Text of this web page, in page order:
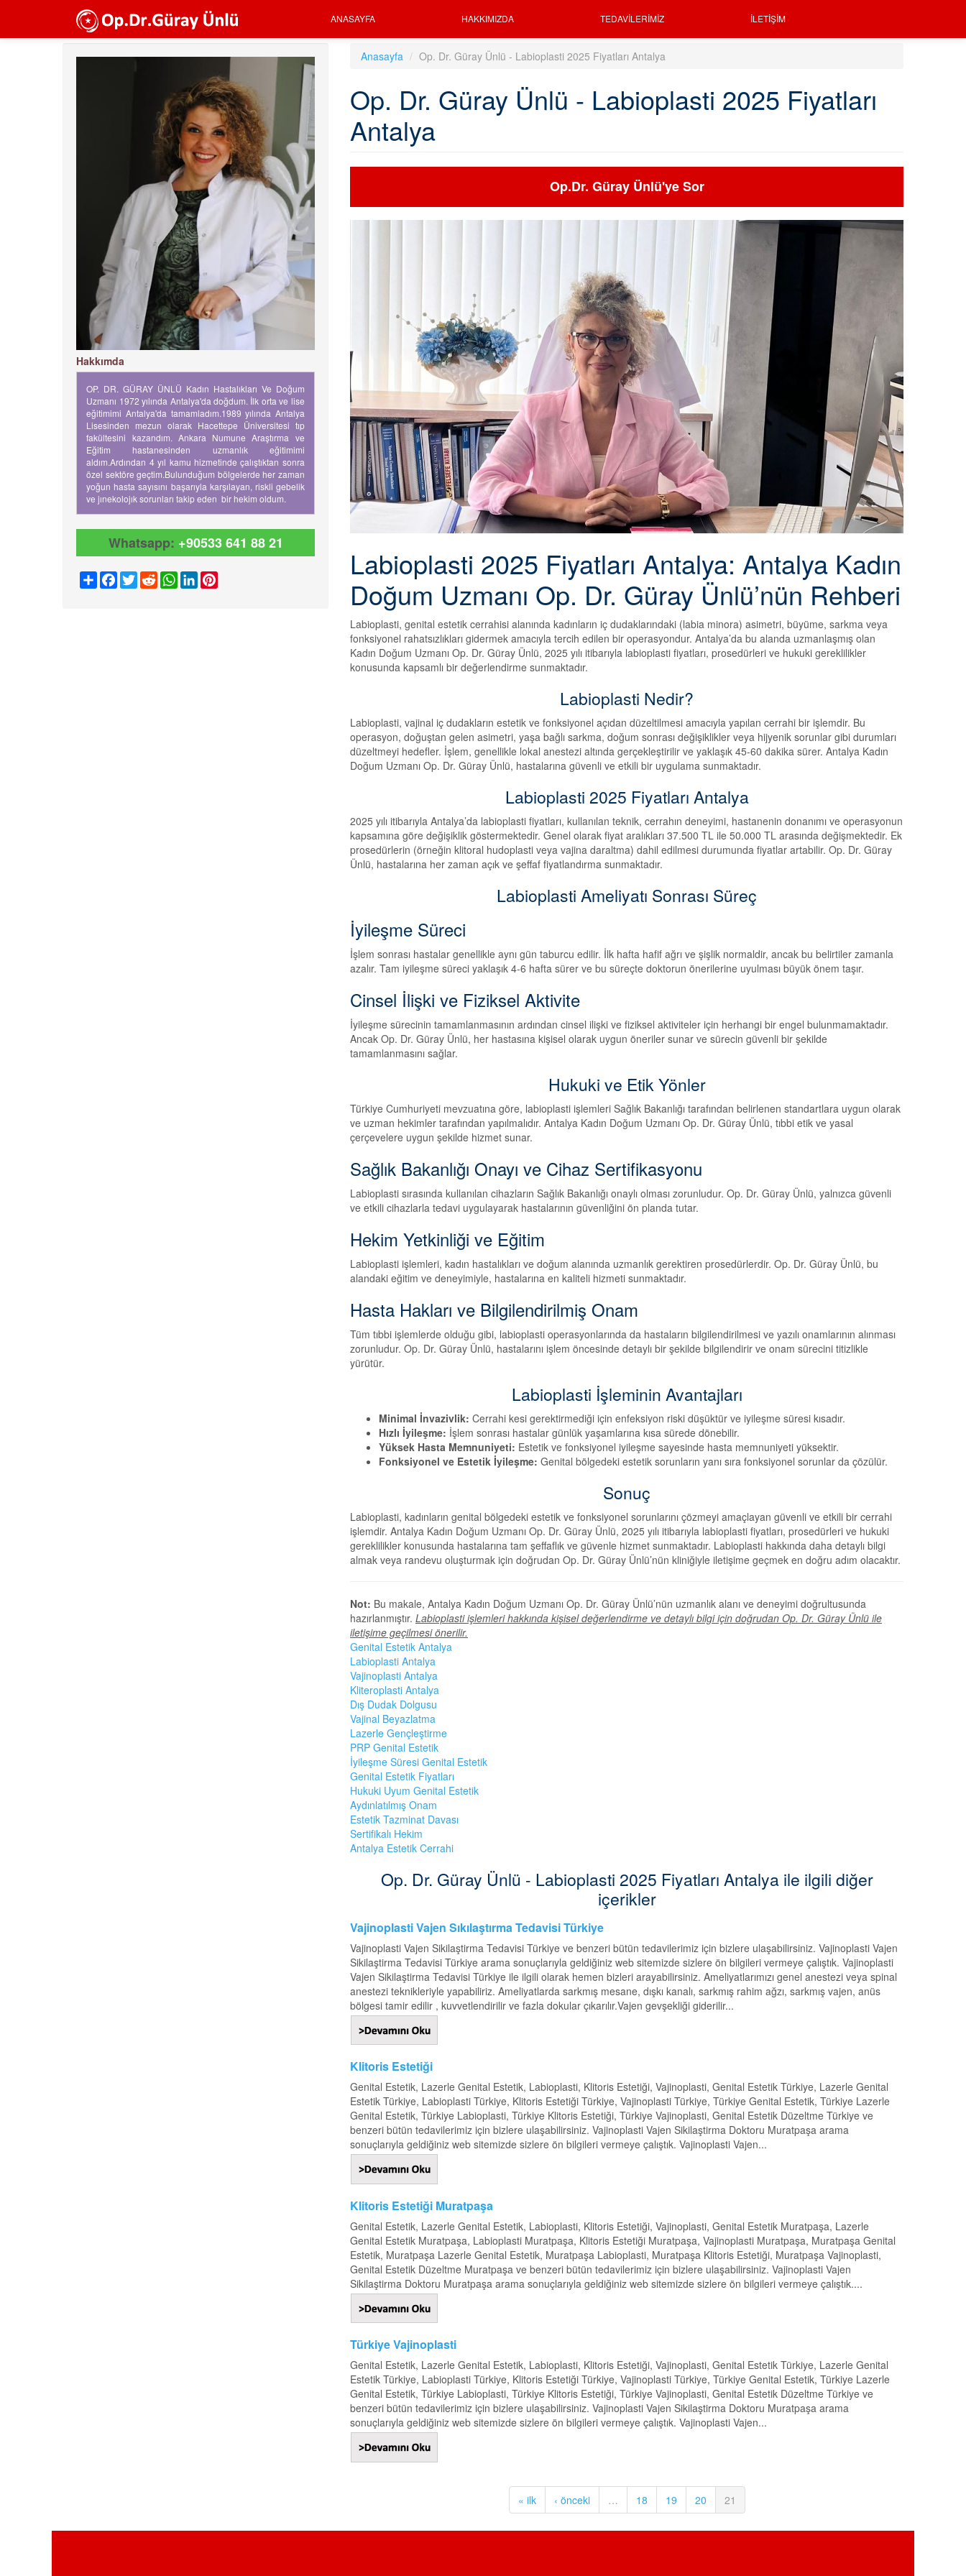
atla
ANASAYFA HAKKIMIZDA TEDAVILERIMIZ İLETIŞIM
Hakkımda
OP. DR. GÜRAY ÜNLÜ Kadın Hastalıkları Ve Doğum
Uzmanı 1972 yılında Antalya'da doğdum. İlk orta ve lise
eğitimimi Antalya'da tamamladım.1989 yılında Antalya
Lisesinden mezun olarak Hacettepe Üniversitesi tıp
fakültesini kazandım. Ankara Numune Araştırma ve
Eğitim hastanesinden uzmanlık eğitimimi
aldım.Ardından 4 yıl kamu hizmetinde çalıştıktan sonra
özel sektöre geçtim.Bulunduğum bölgelerde her zaman
yoğun hasta sayısını başarıyla karşılayan, riskli gebelik
ve jınekolojık sorunları takip eden bir hekim oldum.
Whatsapp: +90533 641 88 21
ShareFacebook
TwitterRedditWhatsApp
LinkedIn
Anasayfa Op. Dr. Güray Ünlü - Labioplasti 2025 Fiyatları Antalya
Op. Dr. Güray Ünlü - Labioplasti 2025 Fiyatları
Antalya
Op.Dr. Güray Ünlü'ye Sor
Labioplasti 2025 Fiyatları Antalya: Antalya Kadın
Doğum Uzmanı Op. Dr. Güray Ünlü’nün Rehberi
Labioplasti, genital estetik cerrahisi alanında kadınların iç dudaklarındaki (labia minora) asimetri, büyüme, sarkma veya
fonksiyonel rahatsızlıkları gidermek amacıyla tercih edilen bir operasyondur. Antalya’da bu alanda uzmanlaşmış olan
Kadın Doğum Uzmanı Op. Dr. Güray Ünlü, 2025 yılı itibarıyla labioplasti fiyatları, prosedürleri ve hukuki gereklilikler
konusunda kapsamlı bir değerlendirme sunmaktadır.
Labioplasti Nedir?
Labioplasti, vajinal iç dudakların estetik ve fonksiyonel açıdan düzeltilmesi amacıyla yapılan cerrahi bir işlemdir. Bu
operasyon, doğuştan gelen asimetri, yaşa bağlı sarkma, doğum sonrası değişiklikler veya hijyenik sorunlar gibi durumları
düzeltmeyi hedefler. İşlem, genellikle lokal anestezi altında gerçekleştirilir ve yaklaşık 45-60 dakika sürer. Antalya Kadın
Doğum Uzmanı Op. Dr. Güray Ünlü, hastalarına güvenli ve etkili bir uygulama sunmaktadır.
Labioplasti 2025 Fiyatları Antalya
2025 yılı itibarıyla Antalya’da labioplasti fiyatları, kullanılan teknik, cerrahın deneyimi, hastanenin donanımı ve operasyonun
kapsamına göre değişiklik göstermektedir. Genel olarak fiyat aralıkları 37.500 TL ile 50.000 TL arasında değişmektedir. Ek
prosedürlerin (örneğin klitoral hudoplasti veya vajina daraltma) dahil edilmesi durumunda fiyatlar artabilir. Op. Dr. Güray
Ünlü, hastalarına her zaman açık ve şeffaf fiyatlandırma sunmaktadır.
Labioplasti Ameliyatı Sonrası Süreç
İyileşme Süreci
İşlem sonrası hastalar genellikle aynı gün taburcu edilir. İlk hafta hafif ağrı ve şişlik normaldir, ancak bu belirtiler zamanla
azalır. Tam iyileşme süreci yaklaşık 4-6 hafta sürer ve bu süreçte doktorun önerilerine uyulması büyük önem taşır.
Cinsel İlişki ve Fiziksel Aktivite
İyileşme sürecinin tamamlanmasının ardından cinsel ilişki ve fiziksel aktiviteler için herhangi bir engel bulunmamaktadır.
Ancak Op. Dr. Güray Ünlü, her hastasına kişisel olarak uygun öneriler sunar ve sürecin güvenli bir şekilde
tamamlanmasını sağlar.
Hukuki ve Etik Yönler
Türkiye Cumhuriyeti mevzuatına göre, labioplasti işlemleri Sağlık Bakanlığı tarafından belirlenen standartlara uygun olarak
ve uzman hekimler tarafından yapılmalıdır. Antalya Kadın Doğum Uzmanı Op. Dr. Güray Ünlü, tıbbi etik ve yasal
çerçevelere uygun şekilde hizmet sunar.
Sağlık Bakanlığı Onayı ve Cihaz Sertifikasyonu
Labioplasti sırasında kullanılan cihazların Sağlık Bakanlığı onaylı olması zorunludur. Op. Dr. Güray Ünlü, yalnızca güvenli
ve etkili cihazlarla tedavi uygulayarak hastalarının güvenliğini ön planda tutar.
Hekim Yetkinliği ve Eğitim
Labioplasti işlemleri, kadın hastalıkları ve doğum alanında uzmanlık gerektiren prosedürlerdir. Op. Dr. Güray Ünlü, bu
alandaki eğitim ve deneyimiyle, hastalarına en kaliteli hizmeti sunmaktadır.
Hasta Hakları ve Bilgilendirilmiş Onam
Tüm tıbbi işlemlerde olduğu gibi, labioplasti operasyonlarında da hastaların bilgilendirilmesi ve yazılı onamlarının alınması
zorunludur. Op. Dr. Güray Ünlü, hastalarını işlem öncesinde detaylı bir şekilde bilgilendirir ve onam sürecini titizlikle
yürütür.
Labioplasti İşleminin Avantajları
Minimal İnvazivlik: Cerrahi kesi gerektirmediği için enfeksiyon riski düşüktür ve iyileşme süresi kısadır.
Hızlı İyileşme: İşlem sonrası hastalar günlük yaşamlarına kısa sürede dönebilir.
Yüksek Hasta Memnuniyeti: Estetik ve fonksiyonel iyileşme sayesinde hasta memnuniyeti yüksektir.
Fonksiyonel ve Estetik İyileşme: Genital bölgedeki estetik sorunların yanı sıra fonksiyonel sorunlar da çözülür.
Sonuç
Labioplasti, kadınların genital bölgedeki estetik ve fonksiyonel sorunlarını çözmeyi amaçlayan güvenli ve etkili bir cerrahi
işlemdir. Antalya Kadın Doğum Uzmanı Op. Dr. Güray Ünlü, 2025 yılı itibarıyla labioplasti fiyatları, prosedürleri ve hukuki
gereklilikler konusunda hastalarına tam şeffaflık ve güvenle hizmet sunmaktadır. Labioplasti hakkında daha detaylı bilgi
almak veya randevu oluşturmak için doğrudan Op. Dr. Güray Ünlü’nün kliniğiyle iletişime geçmek en doğru adım olacaktır.
Not: Bu makale, Antalya Kadın Doğum Uzmanı Op. Dr. Güray Ünlü’nün uzmanlık alanı ve deneyimi doğrultusunda
hazırlanmıştır. Labioplasti işlemleri hakkında kişisel değerlendirme ve detaylı bilgi için doğrudan Op. Dr. Güray Ünlü ile
iletişime geçilmesi önerilir.
Genital Estetik Antalya
Labioplasti Antalya
Vajinoplasti Antalya
Kliteroplasti Antalya
Dış Dudak Dolgusu
Vajinal Beyazlatma
Lazerle Gençleştirme
PRP Genital Estetik
İyileşme Süresi Genital Estetik
Genital Estetik Fiyatları
Hukuki Uyum Genital Estetik
Aydınlatılmış Onam
Estetik Tazminat Davası
Sertifikalı Hekim
Antalya Estetik Cerrahi
Op. Dr. Güray Ünlü - Labioplasti 2025 Fiyatları Antalya ile ilgili diğer
içerikler
Vajinoplasti Vajen Sıkılaştırma Tedavisi Türkiye
Vajinoplasti Vajen Sikilaştirma Tedavisi Türkiye ve benzeri bütün tedavilerimiz için bizlere ulaşabilirsiniz. Vajinoplasti Vajen
Sikilaştirma Tedavisi Türkiye arama sonuçlarıyla geldiğiniz web sitemizde sizlere ön bilgileri vermeye çalıştık. Vajinoplasti
Vajen Sikilaştirma Tedavisi Türkiye ile ilgili olarak hemen bizleri arayabilirsiniz. Ameliyatlarımızı genel anestezi veya spinal
anestezi teknikleriyle yapabiliriz. Ameliyatlarda sarkmış mesane, dışkı kanalı, sarkmış rahim ağzı, sarkmış vajen, anüs
bölgesi tamir edilir , kuvvetlendirilir ve fazla dokular çıkarılır.Vajen gevşekliği giderilir...
Klitoris Estetiği
Genital Estetik, Lazerle Genital Estetik, Labioplasti, Klitoris Estetiği, Vajinoplasti, Genital Estetik Türkiye, Lazerle Genital
Estetik Türkiye, Labioplasti Türkiye, Klitoris Estetiği Türkiye, Vajinoplasti Türkiye, Türkiye Genital Estetik, Türkiye Lazerle
Genital Estetik, Türkiye Labioplasti, Türkiye Klitoris Estetiği, Türkiye Vajinoplasti, Genital Estetik Düzeltme Türkiye ve
benzeri bütün tedavilerimiz için bizlere ulaşabilirsiniz. Vajinoplasti Vajen Sikilaştirma Doktoru Muratpaşa arama
sonuçlarıyla geldiğiniz web sitemizde sizlere ön bilgileri vermeye çalıştık. Vajinoplasti Vajen...
Klitoris Estetiği Muratpaşa
Genital Estetik, Lazerle Genital Estetik, Labioplasti, Klitoris Estetiği, Vajinoplasti, Genital Estetik Muratpaşa, Lazerle
Genital Estetik Muratpaşa, Labioplasti Muratpaşa, Klitoris Estetiği Muratpaşa, Vajinoplasti Muratpaşa, Muratpaşa Genital
Estetik, Muratpaşa Lazerle Genital Estetik, Muratpaşa Labioplasti, Muratpaşa Klitoris Estetiği, Muratpaşa Vajinoplasti,
Genital Estetik Düzeltme Muratpaşa ve benzeri bütün tedavilerimiz için bizlere ulaşabilirsiniz. Vajinoplasti Vajen
Sikilaştirma Doktoru Muratpaşa arama sonuçlarıyla geldiğiniz web sitemizde sizlere ön bilgileri vermeye çalıştık....
Türkiye Vajinoplasti
Genital Estetik, Lazerle Genital Estetik, Labioplasti, Klitoris Estetiği, Vajinoplasti, Genital Estetik Türkiye, Lazerle Genital
Estetik Türkiye, Labioplasti Türkiye, Klitoris Estetiği Türkiye, Vajinoplasti Türkiye, Türkiye Genital Estetik, Türkiye Lazerle
Genital Estetik, Türkiye Labioplasti, Türkiye Klitoris Estetiği, Türkiye Vajinoplasti, Genital Estetik Düzeltme Türkiye ve
benzeri bütün tedavilerimiz için bizlere ulaşabilirsiniz. Vajinoplasti Vajen Sikilaştirma Doktoru Muratpaşa arama
sonuçlarıyla geldiğiniz web sitemizde sizlere ön bilgileri vermeye çalıştık. Vajinoplasti Vajen...
« ilk ‹ önceki … 18 19 20 21